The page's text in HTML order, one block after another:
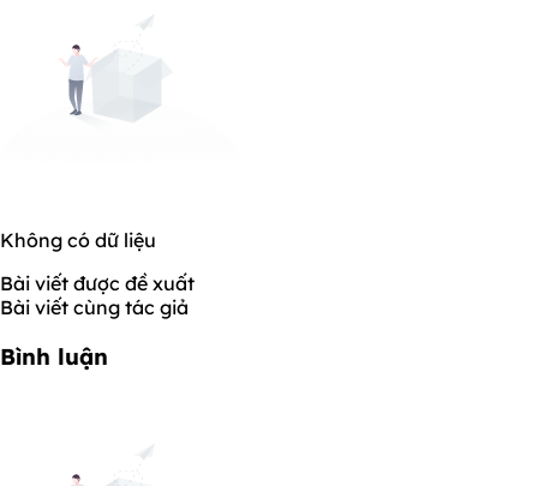
Không có dữ liệu
Bài viết được đề xuất
Bài viết cùng tác giả
Bình luận